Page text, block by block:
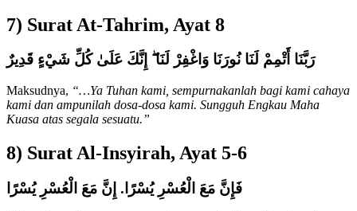
7) Surat At-Tahrim, Ayat 8
رَبَّنَا أَتْمِمْ لَنَا نُورَنَا وَاغْفِرْ لَنَا ۖ إِنَّكَ عَلَىٰ كُلِّ شَيْءٍ قَدِيرٌ
Maksudnya, “…Ya Tuhan kami, sempurnakanlah bagi kami cahaya
kami dan ampunilah dosa-dosa kami. Sungguh Engkau Maha
Kuasa atas segala sesuatu.”
8) Surat Al-Insyirah, Ayat 5-6
فَإِنَّ مَعَ الْعُسْرِ يُسْرًا. إِنَّ مَعَ الْعُسْرِ يُسْرًا